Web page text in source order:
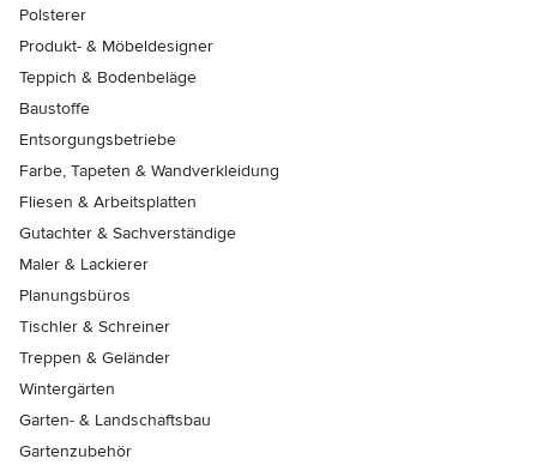
Polsterer
Produkt- & Möbeldesigner
Teppich & Bodenbeläge
Baustoffe
Entsorgungsbetriebe
Farbe, Tapeten & Wandverkleidung
Fliesen & Arbeitsplatten
Gutachter & Sachverständige
Maler & Lackierer
Planungsbüros
Tischler & Schreiner
Treppen & Geländer
Wintergärten
Garten- & Landschaftsbau
Gartenzubehör